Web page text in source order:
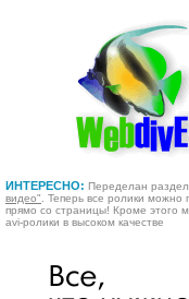
ИНТЕРЕСНО: Переделан раздел
видео" . Теперь все ролики можно
прямо со страницы! Кроме этого
avi-ролики в высоком качестве